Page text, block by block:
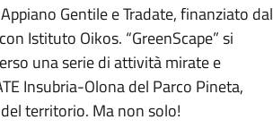
Gentile e Tradate, finanziato dal
Istituto Oikos. “GreenScape” si
una serie di attività mirate e
Insubria-Olona del Parco Pineta,
territorio. Ma non solo!